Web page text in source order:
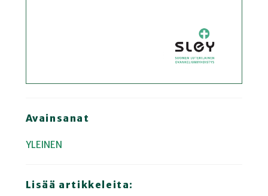
Avainsanat
YLEINEN
Lisää artikkeleita: